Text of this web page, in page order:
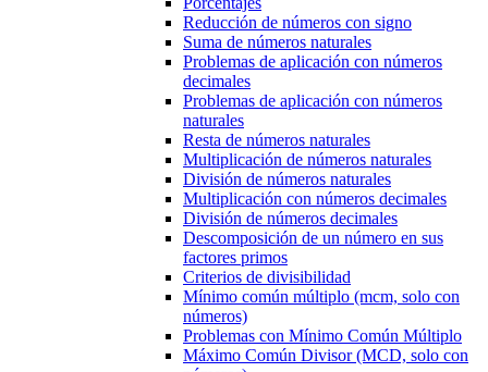
Reducción de números con signo
Suma de números naturales
Problemas de aplicación con números
decimales
Problemas de aplicación con números
naturales
Resta de números naturales
Multiplicación de números naturales
División de números naturales
Multiplicación con números decimales
División de números decimales
Descomposición de un número en sus
factores primos
Criterios de divisibilidad
Mínimo común múltiplo (mcm, solo con
números)
Problemas con Mínimo Común Múltiplo
Máximo Común Divisor (MCD, solo con